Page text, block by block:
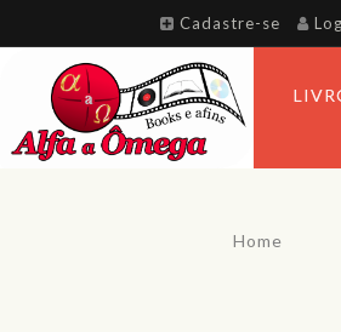
Cadastre-se
Home